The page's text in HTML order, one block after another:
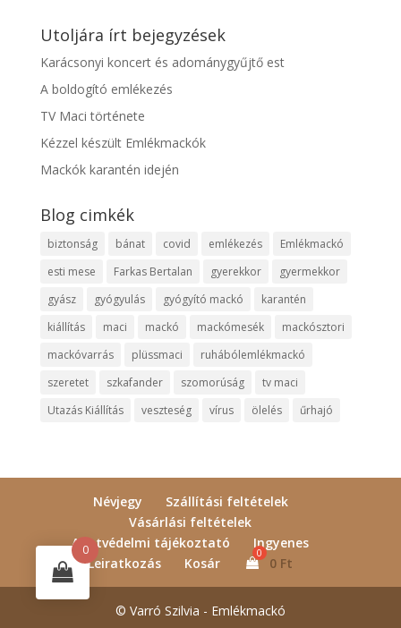
Utoljára írt bejegyzések
Karácsonyi koncert és adománygyűjtő est
A boldogító emlékezés
TV Maci története
Kézzel készült Emlékmackók
Mackók karantén idején
Blog cimkék
biztonság bánat covid emlékezés
Emlékmackó
esti mese
Farkas Bertalan gyerekkor
gyermekkor
gyász
gyógyulás gyógyító mackó
karantén
kiállítás
maci mackó mackómesék
mackósztori
mackóvarrás
plüssmaci
ruhábólemlékmackó
szeretet
szkafander szomorúság
tv maci
Utazás Kiállítás
veszteség vírus ölelés űrhajó
Névjegy
Szállítási feltételek
Vásárlási feltételek
Adatvédelmi tájékoztató
Ingyenes
Leiratkozás
Kosár 0 Ft
© Varró Szilvia - Emlékmackó
0